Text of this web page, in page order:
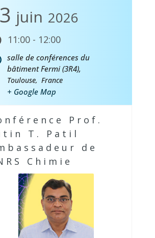
juin 2026
11:00 - 12:00
salle de conférences du
bâtiment Fermi (3R4),
Toulouse, France
+ Google Map
Prof.
T. Patil
de
Chimie